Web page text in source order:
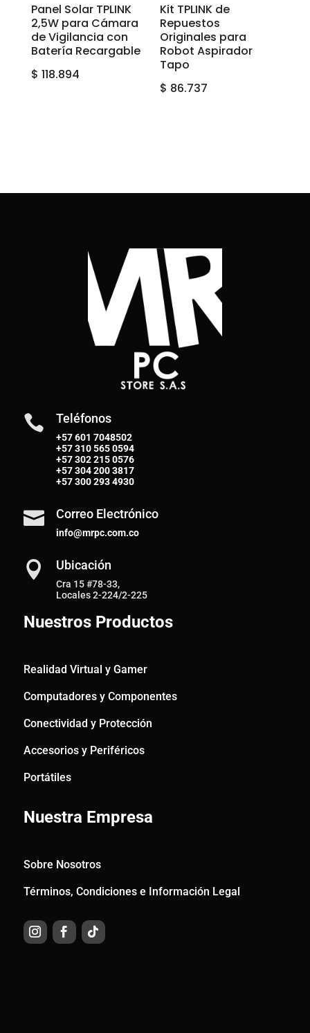
Panel Solar TPLINK
2,5W para Cámara
de Vigilancia con
Batería Recargable
$ 118.894
Kit TPLINK de
Repuestos
Originales para
Robot Aspirador
Tapo
$ 86.737
 Teléfonos
+57 601 7048502
+57310 565 0594
+57302 215 0576
+57304 200 3817
+57300 293 4930
 Correo Electrónico
info@mrpc.com.co
 Ubicación
Cra 15 #78-33,
Locales 2-224/2-225
Nuestros Productos
Realidad Virtual y Gamer
Computadores y Componentes
Conectividad y Protección
Accesorios y Periféricos
Portátiles
Nuestra Empresa
Sobre Nosotros
Términos, Condiciones e Información Legal